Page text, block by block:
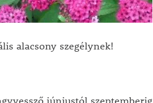
alacsony szegélynek!